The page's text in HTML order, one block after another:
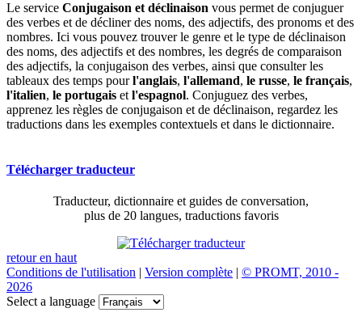
Le service Conjugaison et déclinaison vous permet de conjuguer
des verbes et de décliner des noms, des adjectifs, des pronoms et des
nombres. Ici vous pouvez trouver le genre et le type de déclinaison
des noms, des adjectifs et des nombres, les degrés de comparaison
des adjectifs, la conjugaison des verbes, ainsi que consulter les
tableaux des temps pourl'anglais, l'allemand, le russe, le français,
l'italien, le portugais et l'espagnol. Conjuguez des verbes,
apprenez les règles de conjugaison et de déclinaison, regardez les
traductions dans les exemples contextuels et dans le dictionnaire.
Télécharger traducteur
Traducteur, dictionnaire et guides de conversation,
plus de 20 langues, traductions favoris
retour en haut
Conditions de l'utilisation | Version complète | © PROMT, 2010 -
2026
Select a language